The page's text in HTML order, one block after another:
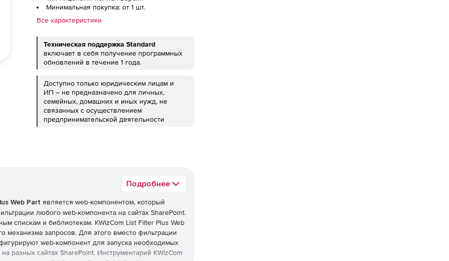
Минимальная покупка: от 1 шт.
Все характеристики
Техническая поддержка Standard
включает в себя получение программных
обновлений в течение 1 года.
Доступно только юридическим лицам и
ИП – не предназначено для личных,
семейных, домашних и иных нужд, не
связанных с осуществлением
предпринимательской деятельности
Подробнее
Web Part является web-компонентом, который
любого web-компонента на сайтах SharePoint.
спискам и библиотекам. KWizCom List Filter Plus Web
механизма запросов. Для этого вместо фильтрации
web-компонент для запуска необходимых
разных сайтах SharePoint. Инструментарий KWizCom